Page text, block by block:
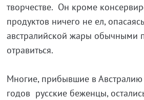
творчестве. Он кроме
продуктов ничего не ел,
австралийской жары обычными
отравиться.
Многие, прибывшие в
годов русские беженцы,